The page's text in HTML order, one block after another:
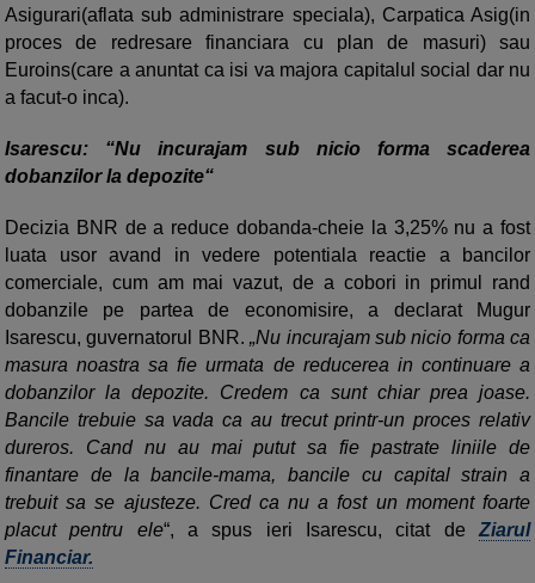
Asigurari(aflata sub administrare speciala), Carpatica Asig(in
proces de redresare financiara cu plan de masuri) sau
Euroins(care a anuntat ca isi va majora capitalul social dar nu
a facut-o inca).
Isarescu: “Nu incurajam sub nicio forma scaderea
dobanzilor la depozite“
Decizia BNR de a reduce dobanda-cheie la 3,25% nu a fost
luata usor avand in vedere potentiala reactie a ban­cilor
comerciale, cum am mai vazut, de a cobori in primul rand
dobanzile pe partea de economisire, a declarat Mugur
Isarescu, guvernatorul BNR.„Nu incurajam sub nicio forma ca
masura noastra sa fie urmata de reducerea in continuare a
dobanzilor la depozite. Credem ca sunt chiar prea joase.
Bancile trebuie sa vada ca au trecut printr-un proces relativ
dureros. Cand nu au mai putut sa fie pastrate liniile de
finantare de la bancile-mama, bancile cu capital strain a
trebuit sa se ajusteze. Cred ca nu a fost un moment foarte
placut pentru ele“, a spus ieri Isarescu, citat deZiarul
Financiar.